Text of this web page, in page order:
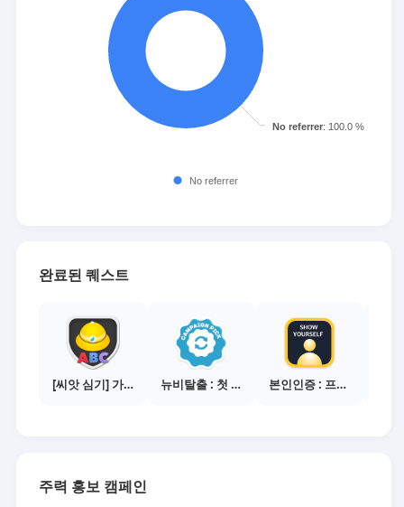
완료된 퀘스트
[씨앗 심기] 가이드보기 - 매체별 활동 가이드 뉴비탈출 : 첫 전환 달성 본인인증 : 프로필 사진등록
주력 홍보 캠페인